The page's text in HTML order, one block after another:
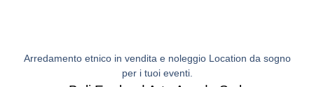
Arredamento etnico in vendita e noleggio Location da sogno
per i tuoi eventi.